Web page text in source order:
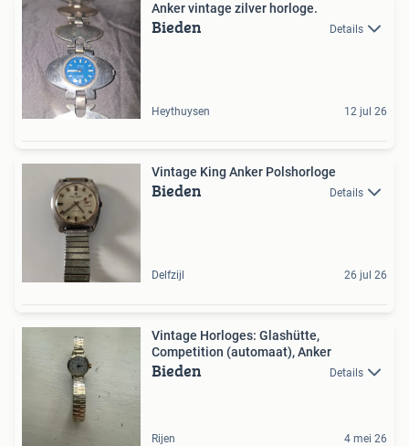
Anker vintage zilver horloge.
Bieden Details
Heythuysen 12 jul 26
Vintage King Anker Polshorloge
Bieden Details
Delfzijl 26 jul 26
Vintage Horloges: Glashütte,
Competition (automaat), Anker
Bieden Details
Rijen 4 mei 26